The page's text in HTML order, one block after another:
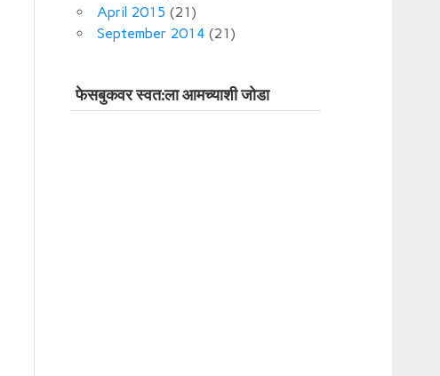
April 2015 (21)
September 2014 (21)
फेसबुकवर स्‍वत:ला आमच्‍याशी जोडा